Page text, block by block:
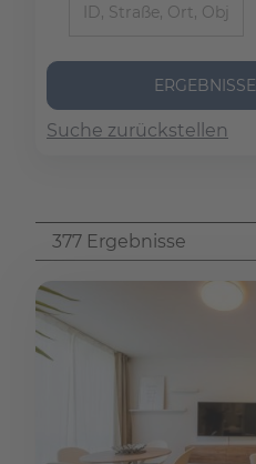
Suche zurückstellen
377 Ergebnisse